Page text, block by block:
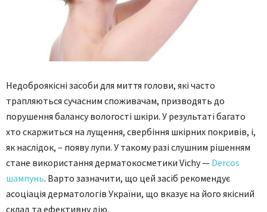
Недоброякісні засоби для миття голови, які часто
трапляються сучасним споживачам, призводять до
порушення балансу вологості шкіри. У результаті багато
хто скаржиться на лущення, свербіння шкірних покривів, і,
як наслідок, – появу лупи. У такому разі слушним рішенням
стане використання дерматокосметики Vichy— Dercos
шампунь. Варто зазначити, що цей засіб рекомендує
асоціація дерматологів України, що вказує на його якісний
склад та ефективну дію.